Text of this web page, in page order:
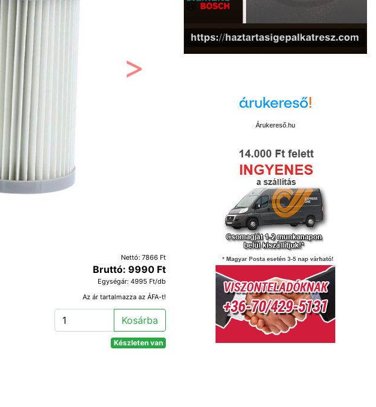
Nettó: 7866 Ft
Bruttó: 9990 Ft
Egységár: 4995 Ft/db
Az ár tartalmazza az ÁFA-t!
Kosárba
Készleten van
Árukereső.hu